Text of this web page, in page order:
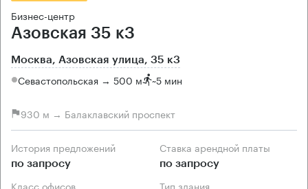
Бизнес-центр
Азовская 35 к3
Москва, Азовская улица, 35 к3
Севастопольская → 500 м ~5 мин
930 м → Балаклавский проспект
История предложений
по запросу
Ставка арендной платы
по запросу
Класс офисов Тип здания